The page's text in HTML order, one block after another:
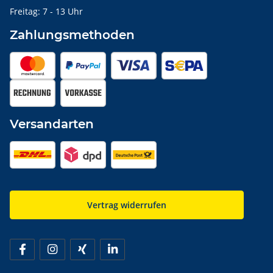
Freitag: 7 - 13 Uhr
Zahlungsmethoden
Versandarten
Vertrag widerrufen